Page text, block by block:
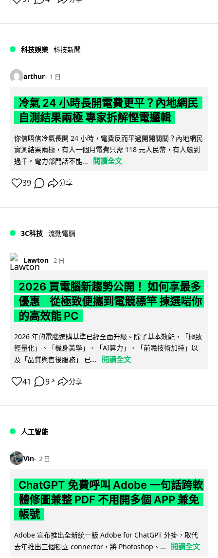
科技娛樂 科技新聞
arthur 1 日
冷氣 24 小時長開電費更平？內地網民
自測結果兩極 專家拆解慳電邏輯
你信唔信冷氣長開 24 小時，電費反而平過開開關關？內地網民
實測結果兩極，有人一個月電費只需 118 元人民幣，有人飆到
過千。電力部門話不能...
閱讀全文
39 分享
3C科技 流動電腦
Lawton 2 日
2026 買電腦新趨勢公開！ 如何享最多
優惠 從極致便攜到電競標竿 揀選啱你
的高效能 PC
2026 年的電腦選購基準已經全面升級。除了基本效能，「極致
輕量化」、「機身美學」、「AI算力」、「前瞻技術加持」以
及「品質與售後服務」 已...
閱讀全文
41 9 ↗ 分享
人工智能
Vin 2 日
ChatGPT 免費呼叫 Adobe 一句話跨軟
體修圖兼整 PDF 不用開多個 APP 兼免
帳號
Adobe 宣布推出全新統一版 Adobe for ChatGPT 外掛，取代
去年推出三個獨立 connector，將 Photoshop、...
閱讀全文